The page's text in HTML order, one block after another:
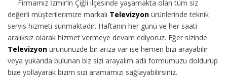
Firmamız İzmir’in Çiğli ilçesinde yaşamakta olan tüm siz
değerli müşterilerimize markalı Televizyon ürünlerinde teknik
servis hizmeti sunmaktadır. Haftanın her günü ve her saati
aralıksız olarak hizmet vermeye devam ediyoruz. Eğer sizinde
Televizyon ürününüzde bir arıza var ise hemen bizi arayabilir
veya yukarıda bulunan biz sizi arayalım adlı formumuzu doldurup
bize yollayarak bizim sizi aramamızı sağlayabilirsiniz.